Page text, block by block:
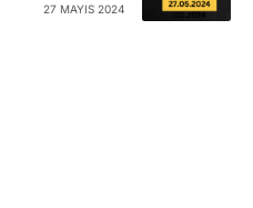
27 MAYIS 2024